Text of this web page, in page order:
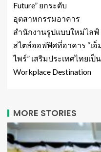
Future” ยกระดับ
อุตสาหกรรมอาคาร
สำนักงานรูปแบบใหม่ไลฟ์
สไตล์ออฟฟิศที่อาคาร “เอ็
ไพร์” เสริมประเทศไทยเป็น
Workplace Destination
MORE STORIES